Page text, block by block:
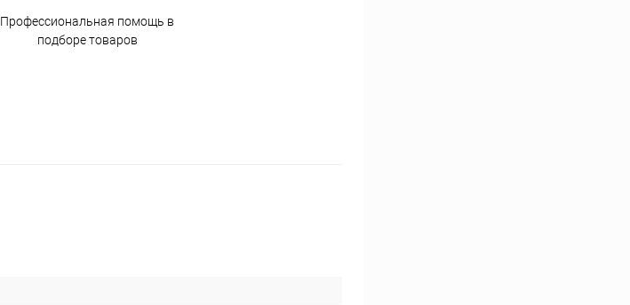
Профессиональная помощь в
подборе товаров